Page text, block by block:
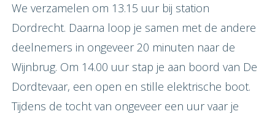
We verzamelen om 13.15 uur bij station
Dordrecht. Daarna loop je samen met de andere
deelnemers in ongeveer 20 minuten naar de
Wijnbrug. Om 14.00 uur stap je aan boord van De
Dordtevaar, een open en stille elektrische boot.
Tijdens de tocht van ongeveer een uur vaar je